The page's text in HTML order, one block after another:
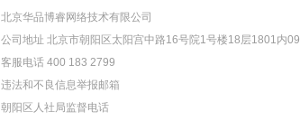
北京华品博睿网络技术有限公司
公司地址 北京市朝阳区太阳宫中路16号院1号楼18层1801内09
客服电话 400 183 2799
违法和不良信息举报邮箱
朝阳区人社局监督电话